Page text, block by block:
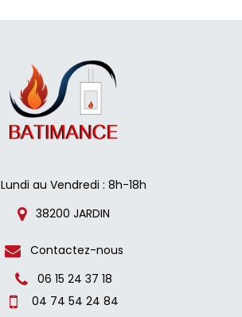
Lundi au Vendredi : 8h-18h
38200 JARDIN
Contactez-nous
06 15 24 37 18
04 74 54 24 84